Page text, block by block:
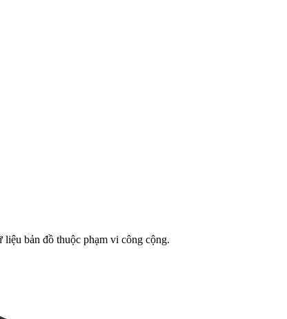
liệu bản đồ thuộc phạm vi công cộng.